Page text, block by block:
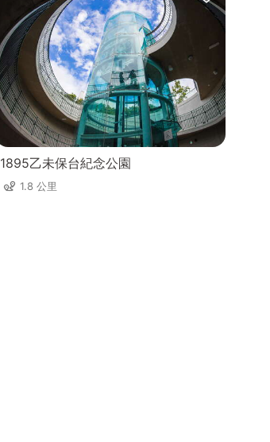
1895乙未保台紀念公園
1.8 公里